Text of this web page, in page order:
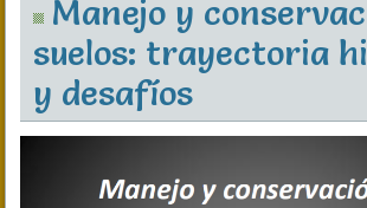
Manejo y
suelos: trayectoria
y desafíos